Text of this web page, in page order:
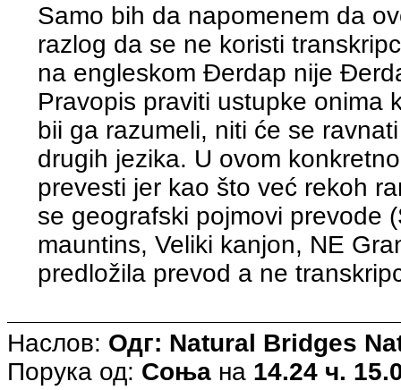
Samo bih da napomenem da
razlog da se ne koristi
na engleskom Đerdap nije
Pravopis praviti ustupke onima
bii ga razumeli, niti će se
drugih jezika. U ovom
prevesti jer kao što već rekoh
se geografski pojmovi prevode
mauntins, Veliki kanjon, NE
predložila prevod a ne
Наслов: Одг: Natural Bridges
Порука од: Соња на 14.24 ч.